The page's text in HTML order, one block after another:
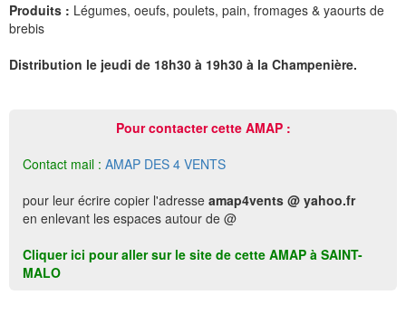
Produits : Légumes, oeufs, poulets, pain, fromages & yaourts de
brebis
Distribution le jeudi de 18h30 à 19h30 à la Champenière.
Pour contacter cette AMAP :
Contact mail : AMAP DES 4 VENTS
pour leur écrire copier l'adresse amap4vents @ yahoo.fr
en enlevant les espaces autour de @
Cliquer ici pour aller sur le site de cette AMAP à SAINT-
MALO